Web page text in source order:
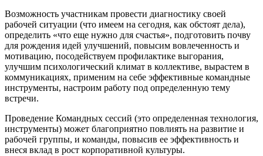
Возможность участникам провести диагностику своей
рабочей ситуации (что имеем на сегодня, как обстоят дела),
определить «что еще нужно для счастья», подготовить почву
для рождения идей улучшений, повысим вовлеченность и
мотивацию, посодействуем профилактике выгорания,
улучшим психологический климат в коллективе, вырастем в
коммуникациях, применим на себе эффективные командные
инструменты, настроим работу под определенную тему
встречи.
Проведение Командных сессий (это определенная технология,
инструменты) может благоприятно повлиять на развитие и
рабочей группы, и команды, повысив ее эффективность и
внеся вклад в рост корпоративной культуры.